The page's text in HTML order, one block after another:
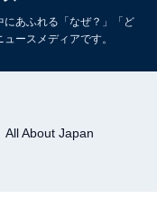
あふれる「なぜ？」「ど
ースメディアです。
All About Japan